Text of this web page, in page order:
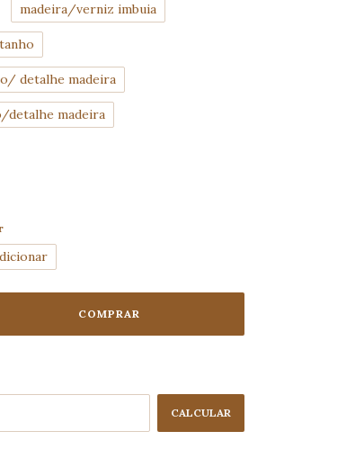
madeira/verniz imbuia
detalhe madeira
madeira
CALCULAR